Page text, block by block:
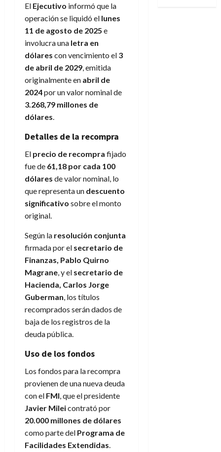
El Ejecutivo informó que la
operación se liquidó el lunes
11 de agosto de 2025 e
involucra una letra en
dólares con vencimiento el 3
de abril de 2029 , emitida
originalmente en abril de
2024por un valor nominal de
3.268,79 millones de
dólares
Detalles de la recompra
El precio de recompra fijado
fue de 61,18 por cada 100
dólares de valor nominal, lo
que representa un descuento
significativo sobre el monto
original.
Según la resolución conjunta
firmada por el secretario de
Finanzas, Pablo Quirno
Magrane , y el secretario de
Hacienda, Carlos Jorge
Guberman , los títulos
recomprados serán dados de
baja de los registros de la
deuda pública.
Uso de los fondos
Los fondos para la recompra
provienen de una nueva deuda
con el FMI , que el presidente
Javier Mileicontrató por
20.000 millones de dólares
como parte del Programa de
Facilidades Extendidas